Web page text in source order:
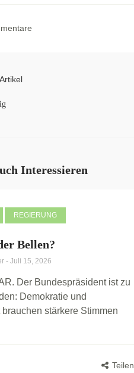
Interessieren
REGIERUNG
Bellen?
- Juli 15, 2026
Der Bundespräsident ist zu
Demokratie und
brauchen stärkere Stimmen
Teilen